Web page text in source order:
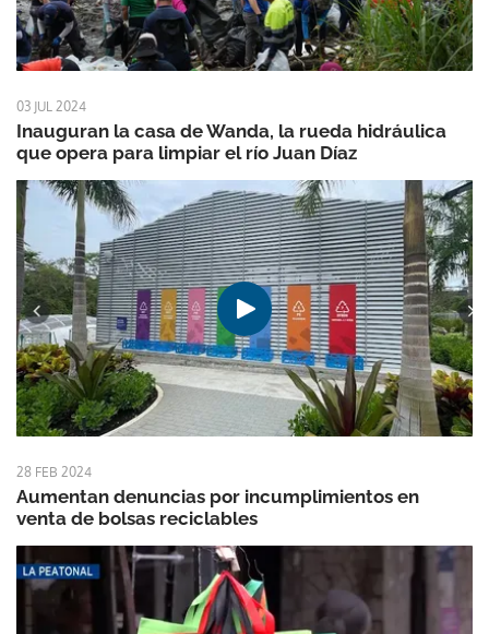
03 JUL 2024
Inauguran la casa de Wanda, la rueda hidráulica
que opera para limpiar el río Juan Díaz
28 FEB 2024
Aumentan denuncias por incumplimientos en
venta de bolsas reciclables